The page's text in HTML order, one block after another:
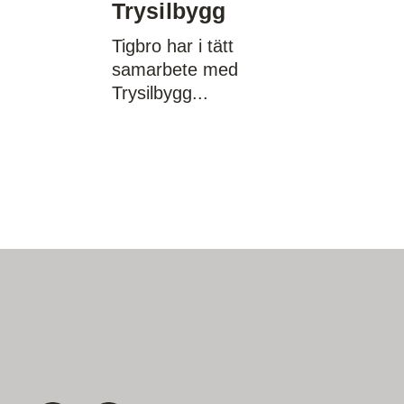
Trysilbygg
Tigbro har i tätt
samarbete med
Trysilbygg